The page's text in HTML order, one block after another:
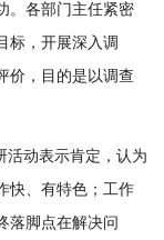
。各部门主任紧密
标，开展深入调
价，目的是以调查
活动表示肯定，认为
快、有特色；工作
落脚点在解决问